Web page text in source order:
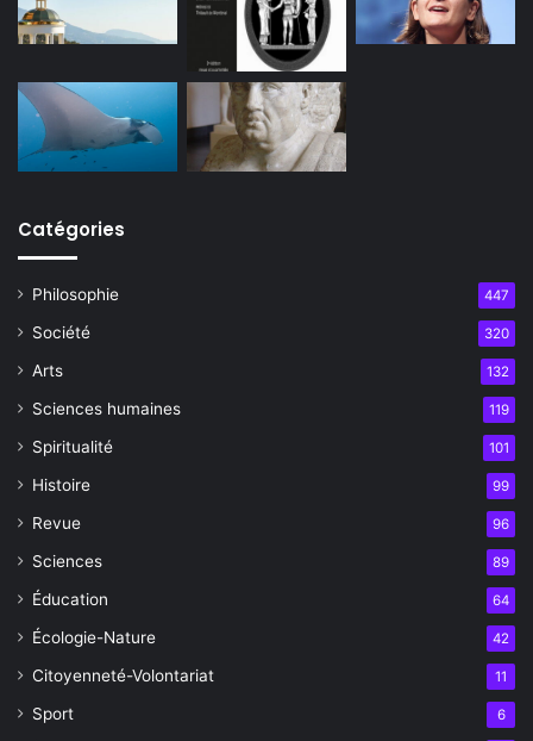
Catégories
Philosophie 447
Société 320
Arts 132
Sciences humaines 119
Spiritualité 101
Histoire 99
Revue 96
Sciences 89
Éducation 64
Écologie-Nature 42
Citoyenneté-Volontariat 11
Sport 6